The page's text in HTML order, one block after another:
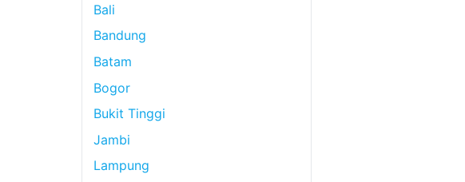
Bali
Bandung
Batam
Bogor
Bukit Tinggi
Jambi
Lampung